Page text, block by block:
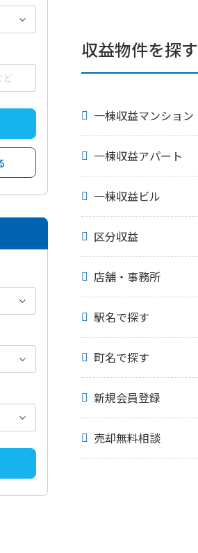
収益物件を探す
一棟収益マンション
一棟収益アパート
一棟収益ビル
区分収益
店舗・事務所
駅名で探す
町名で探す
新規会員登録
売却無料相談